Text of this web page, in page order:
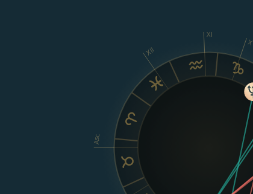
Asc
X
XI
XII